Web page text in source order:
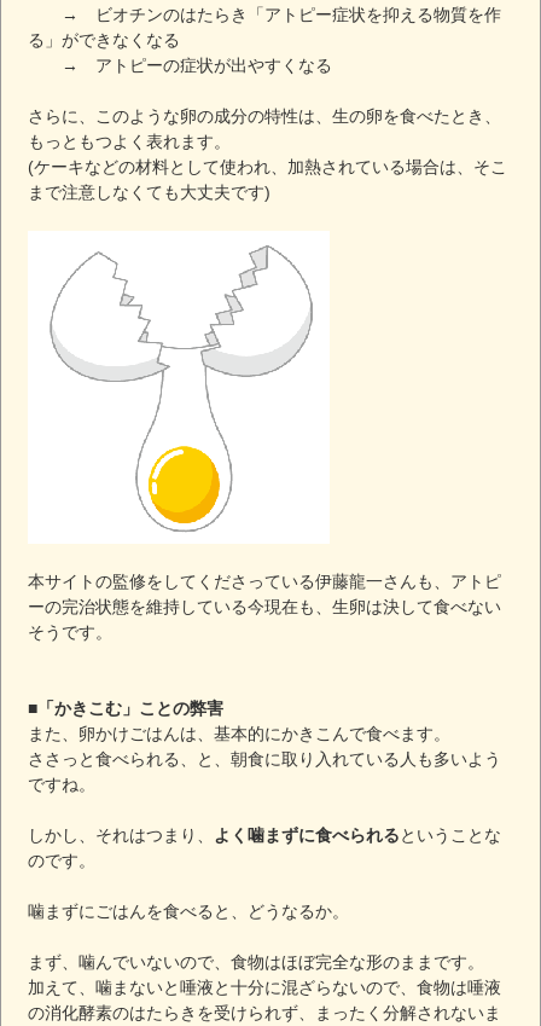
→ ビオチンのはたらき「アトピー症状を抑える物質を作
る」ができなくなる
→ アトピーの症状が出やすくなる
さらに、このような卵の成分の特性は、生の卵を食べたとき、
もっともつよく表れます。
(ケーキなどの材料として使われ、加熱されている場合は、そこ
まで注意しなくても大丈夫です)
本サイトの監修をしてくださっている伊藤龍一さんも、アトピ
ーの完治状態を維持している今現在も、生卵は決して食べない
そうです。
■「かきこむ」ことの弊害
また、卵かけごはんは、基本的にかきこんで食べます。
ささっと食べられる、と、朝食に取り入れている人も多いよう
ですね。
しかし、それはつまり、 よく噛まずに食べられるということな
のです。
噛まずにごはんを食べると、どうなるか。
まず、噛んでいないので、食物はほぼ完全な形のままです。
加えて、噛まないと唾液と十分に混ざらないので、食物は唾液
の消化酵素のはたらきを受けられず、まったく分解されないま